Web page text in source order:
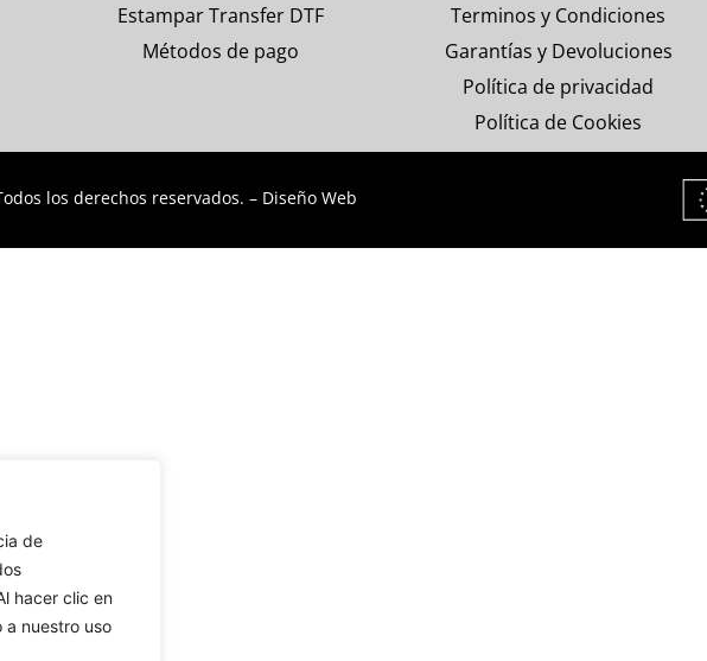
de
hacer clic en
a nuestro uso
Estampar Transfer DTF
Métodos de pago
Terminos y Condiciones
Garantías y Devoluciones
Política de privacidad
Política de Cookies
los derechos reservados. – Diseño Web